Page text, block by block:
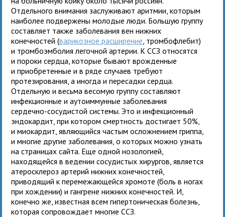
Отдельного внимания заслуживают аритмии, которым
наиболее подвержены молодые люди. Большую группу
составляет также заболевания вен нижних
конечностей (варикозное расширение , тромбофлебит)
и тромбоэмболия легочной артерии. К ССЗ относятся
и пороки сердца, которые бывают врожденные
и приобретенные и в ряде случаев требуют
протезирования, а иногда и пересадки сердца.
Отдельную и весьма весомую группу составляют
инфекционные и аутоиммунные заболевания
сердечно-сосудистой системы. Это и инфекционный
эндокардит, при котором смертность достигает 50%,
и миокардит, являющийся частым осложнением гриппа,
и многие другие заболевания, о которых можно узнать
на страницах сайта. Еще одной нозологией,
находящейся в ведении сосудистых хирургов, является
атеросклероз артерий нижних конечностей,
приводящий к перемежающейся хромоте (боль в ногах
при хождении) и гангрене нижних конечностей. И,
конечно же, известная всем гипертоническая болезнь,
которая сопровождает многие ССЗ.